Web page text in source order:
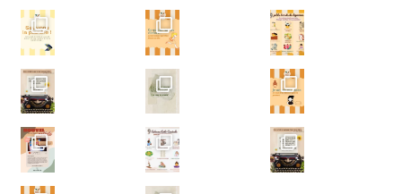
Écris-moi
Un ar